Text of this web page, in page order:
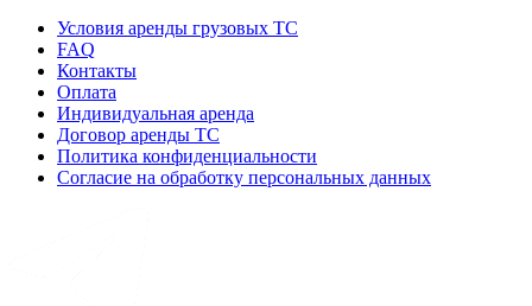
Условия аренды грузовых ТС
FAQ
Контакты
Оплата
Индивидуальная аренда
Договор аренды ТС
Политика конфиденциальности
Согласие на обработку персональных данных